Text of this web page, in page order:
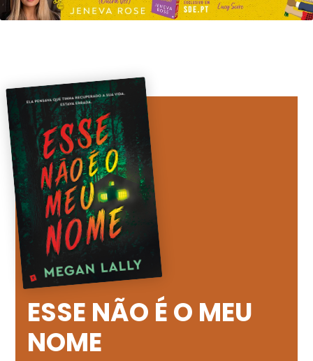
ESSE NÃO É O MEU
NOME